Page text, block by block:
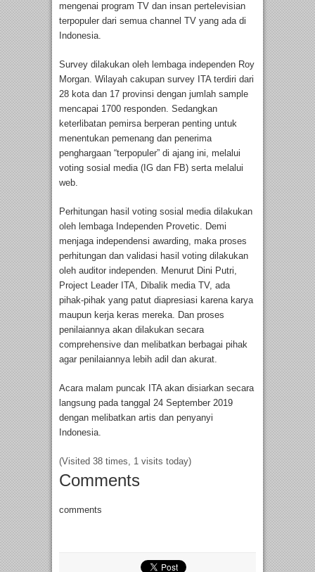
mengenai program TV dan insan pertelevisian
terpopuler dari semua channel TV yang ada di
Indonesia.
Survey dilakukan oleh lembaga independen Roy
Morgan. Wilayah cakupan survey ITA terdiri dari
28 kota dan 17 provinsi dengan jumlah sample
mencapai 1700 responden. Sedangkan
keterlibatan pemirsa berperan penting untuk
menentukan pemenang dan penerima
penghargaan “terpopuler” di ajang ini, melalui
voting sosial media (IG dan FB) serta melalui
web.
Perhitungan hasil voting sosial media dilakukan
oleh lembaga Independen Provetic. Demi
menjaga independensi awarding, maka proses
perhitungan dan validasi hasil voting dilakukan
oleh auditor independen. Menurut Dini Putri,
Project Leader ITA, Dibalik media TV, ada
pihak-pihak yang patut diapresiasi karena karya
maupun kerja keras mereka. Dan proses
penilaiannya akan dilakukan secara
comprehensive dan melibatkan berbagai pihak
agar penilaiannya lebih adil dan akurat.
Acara malam puncak ITA akan disiarkan secara
langsung pada tanggal 24 September 2019
dengan melibatkan artis dan penyanyi
Indonesia.
(Visited 38 times, 1 visits today)
Comments
comments